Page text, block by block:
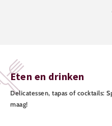
Eten en drinken
Delicatessen, tapas of cocktails:
maag!